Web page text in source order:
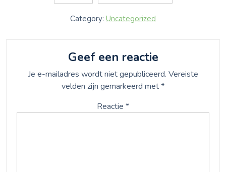
Category: Uncategorized
Geef een reactie
Je e-mailadres wordt niet gepubliceerd. Vereiste
velden zijn gemarkeerd met*
Reactie *